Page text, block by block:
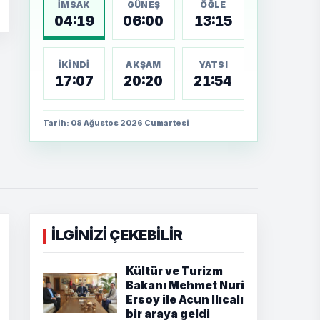
İMSAK
04:19
GÜNEŞ
06:00
ÖĞLE
13:15
İKINDI
17:07
AKŞAM
20:20
YATSI
21:54
Tarih: 08 Ağustos 2026 Cumartesi
İLGİNİZİ ÇEKEBİLİR
Kültür ve Turizm
Bakanı Mehmet Nuri
Ersoy ile Acun Ilıcalı
bir araya geldi